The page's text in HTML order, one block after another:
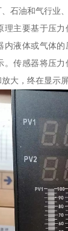
石油和气行业
理主要基于压
内液体或气体
。传感器将压
大，终在显示